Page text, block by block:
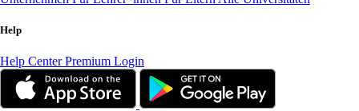
Help
Help CenterPremium Login